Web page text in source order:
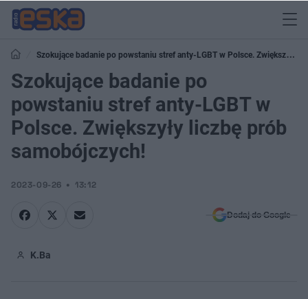
Szokujące badanie po powstaniu stref anty-LGBT w Polsce. Zwiększyły
liczbę prób samobójczych!
Szokujące badanie po
powstaniu stref anty-LGBT w
Polsce. Zwiększyły liczbę prób
samobójczych!
2023-09-26 13:12
Dodaj do Google
K.Ba